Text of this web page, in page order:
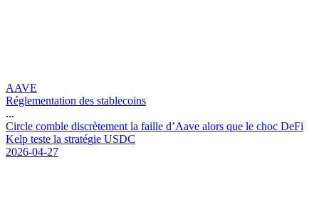
AAVE
Réglementation des stablecoins
...
Circle comble discrètement la faille d’Aave alors que le choc DeFi
Kelp teste la stratégie USDC
2026-04-27